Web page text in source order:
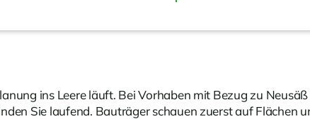
ins Leere läuft. Bei Vorhaben mit Bezug zu
Sie laufend. Bauträger schauen zuerst auf Flächen